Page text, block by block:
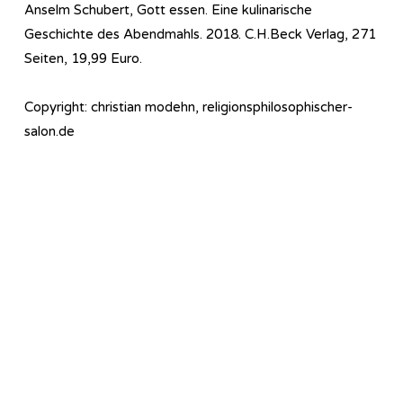
Anselm Schubert, Gott essen. Eine kulinarische
Geschichte des Abendmahls. 2018. C.H.Beck Verlag, 271
Seiten, 19,99 Euro.
Copyright: christian modehn, religionsphilosophischer-
salon.de